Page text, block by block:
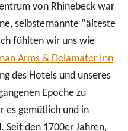
von Rhinebeck war
selbsternannte “älteste
fühlten wir uns wie
Arms & Delamater Inn
des Hotels und unseres
Epoche zu
es gemütlich und in
Seit den 1700er Jahren,